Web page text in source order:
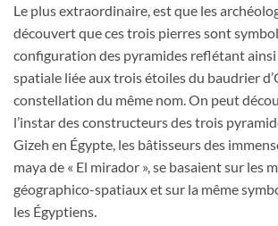
Le plus extraordinaire, est que les
découvert que ces trois pierres sont
configuration des pyramides reflétant
spatiale liée aux trois étoiles du baudrier
constellation du même nom. On peut
l’instar des constructeurs des trois
Gizeh en Égypte, les bâtisseurs des
maya de « El mirador », se basaient sur les
géographico-spatiaux et sur la même
les Égyptiens.